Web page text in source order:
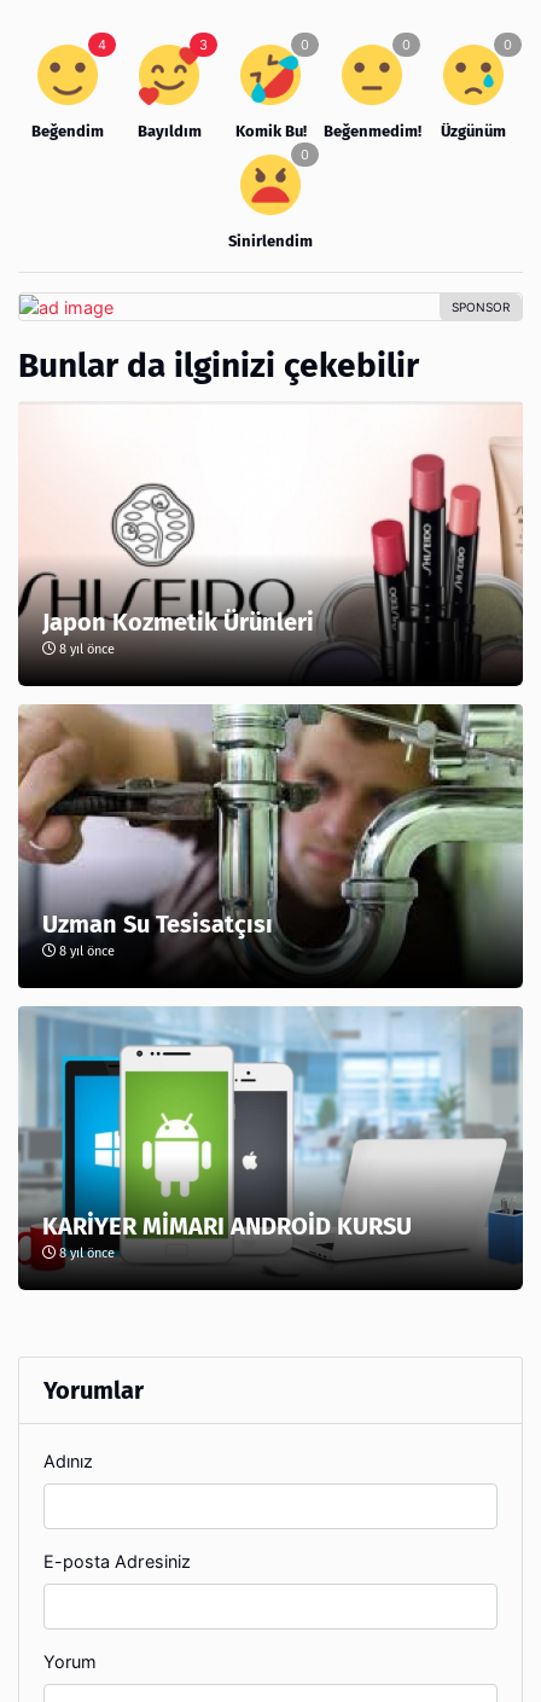
Beğendim Bayıldım Komik Bu! Beğenmedim! Üzgünüm
Sinirlendim
Bunlar da ilginizi çekebilir
Japon Kozmetik Ürünleri
8 yıl önce
Uzman Su Tesisatçısı
8 yıl önce
KARİYER MİMARI ANDROİD KURSU
8 yıl önce
Yorumlar
Adınız
E-posta Adresiniz
Yorum